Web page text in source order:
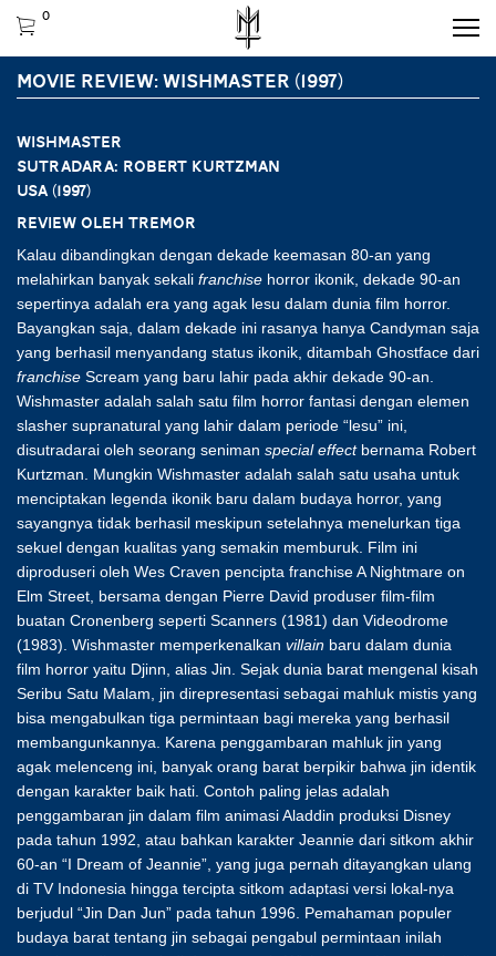
0
MOVIE REVIEW: WISHMASTER (1997)
WISHMASTER
Sutradara: Robert Kurtzman
USA (1997)
Review oleh Tremor
Kalau dibandingkan dengan dekade keemasan 80-an yang
melahirkan banyak sekali franchise horror ikonik, dekade 90-an
sepertinya adalah era yang agak lesu dalam dunia film horror.
Bayangkan saja, dalam dekade ini rasanya hanya Candyman saja
yang berhasil menyandang status ikonik, ditambah Ghostface dari
franchise Scream yang baru lahir pada akhir dekade 90-an.
Wishmaster adalah salah satu film horror fantasi dengan elemen
slasher supranatural yang lahir dalam periode “lesu” ini,
disutradarai oleh seorang seniman special effectbernama Robert
Kurtzman. Mungkin Wishmaster adalah salah satu usaha untuk
menciptakan legenda ikonik baru dalam budaya horror, yang
sayangnya tidak berhasil meskipun setelahnya menelurkan tiga
sekuel dengan kualitas yang semakin memburuk. Film ini
diproduseri oleh Wes Craven pencipta franchise A Nightmare on
Elm Street, bersama dengan Pierre David produser film-film
buatan Cronenberg seperti Scanners (1981) dan Videodrome
(1983). Wishmaster memperkenalkan villain baru dalam dunia
film horror yaitu Djinn, alias Jin. Sejak dunia barat mengenal kisah
Seribu Satu Malam, jin direpresentasi sebagai mahluk mistis yang
bisa mengabulkan tiga permintaan bagi mereka yang berhasil
membangunkannya. Karena penggambaran mahluk jin yang
agak melenceng ini, banyak orang barat berpikir bahwa jin identik
dengan karakter baik hati. Contoh paling jelas adalah
penggambaran jin dalam film animasi Aladdin produksi Disney
pada tahun 1992, atau bahkan karakter Jeannie dari sitkom akhir
60-an “I Dream of Jeannie”, yang juga pernah ditayangkan ulang
di TV Indonesia hingga tercipta sitkom adaptasi versi lokal-nya
berjudul “Jin Dan Jun” pada tahun 1996. Pemahaman populer
budaya barat tentang jin sebagai pengabul permintaan inilah